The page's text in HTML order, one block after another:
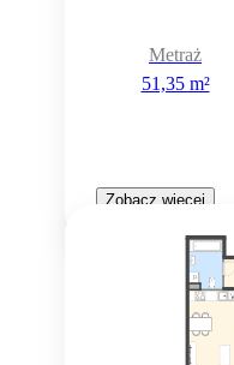
Metraż
51,35 m²
Zobacz więcej